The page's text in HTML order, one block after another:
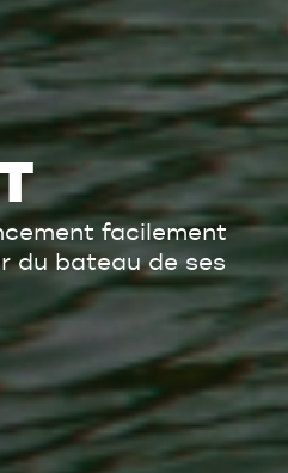
facilement
du bateau de ses